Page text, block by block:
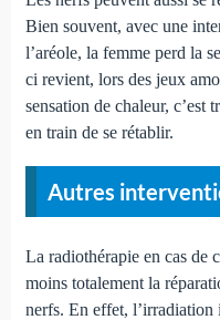
Bien souvent, avec une
l’aréole, la femme perd la
ci revient, lors des jeux
sensation de chaleur, c’est
en train de se rétablir.
Autres
La radiothérapie en cas de
moins totalement la
nerfs. En effet,